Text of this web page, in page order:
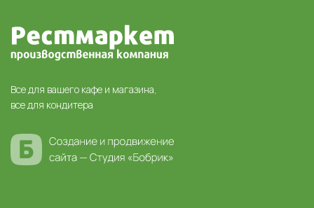
Все для вашего кафе и магазина,
все для кондитера